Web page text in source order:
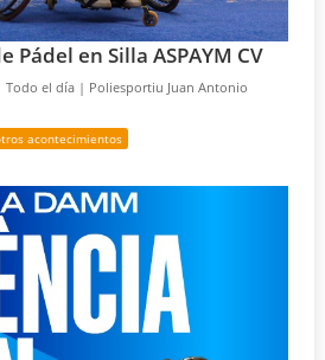
Pádel en Silla ASPAYM CV
|Todo el día | Poliesportiu Juan Antonio
acontecimientos